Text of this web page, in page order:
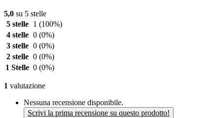
5,0 su 5 stelle
5 stelle
1 (100%)
4 stelle 0 (0%)
3 stelle 0 (0%)
2 stelle 0 (0%)
1 Stelle 0 (0%)
1 valutazione
Nessuna recensione disponibile.
Scrivi la prima recensione su questo prodotto!